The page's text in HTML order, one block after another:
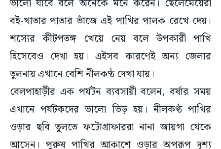
ভালো যাবে বলে অনেকে মনে করেন। ছেলেমেয়েরা
বই-খাতার পাতার ভাঁজে এই পাখির পালক রেখে দেয়।
শস্যের কীটপতঙ্গ খেয়ে নেয় বলে উপকারী পাখি
হিসেবেও দেখা হয়। এইসব কারণেই অন্য জেলার
তুলনায় এখানে বেশি নীলকণ্ঠ দেখা যায়।
বেলপাহাড়ীর এক পর্যটন ব্যবসায়ী বলেন, বর্ষার সময়
এখানে পর্যটকদের ভালো ভিড় হয়। নীলকণ্ঠ পাখির
ওড়ার ছবি তুলতে ফটোগ্ৰাফাররা নানা জায়গা থেকে
আসেন। পুরুষ পাখির আকাশে ওড়ার অপরূপ দৃশ্য